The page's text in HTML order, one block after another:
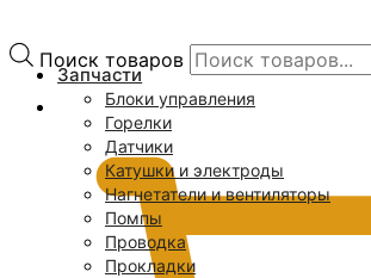
Поиск товаров
Запчасти
Блоки управления
Горелки
Датчики
Катушки и электроды
Нагнетатели и вентиляторы
Помпы
Проводка
Прокладки